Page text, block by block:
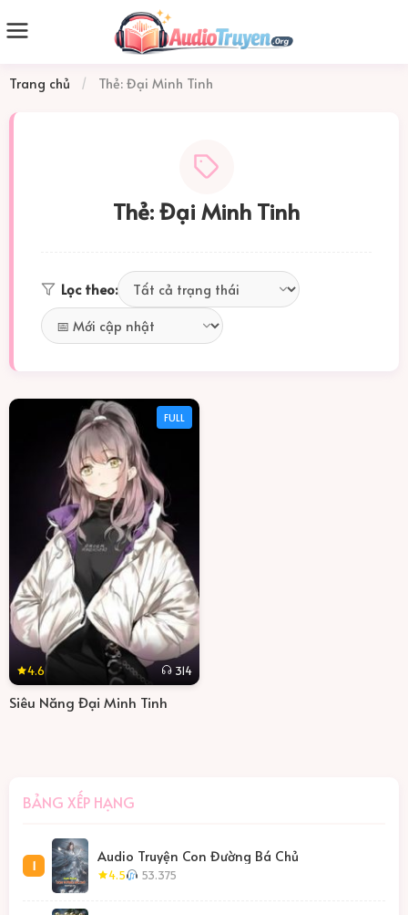
Trang chủ / Thẻ: Đại Minh Tinh
Thẻ: Đại Minh Tinh
Lọc theo:
FULL
4.6 314
Siêu Năng Đại Minh Tinh
BẢNG XẾP HẠNG
1
Audio Truyện Con Đường Bá Chủ
4.5 53.375